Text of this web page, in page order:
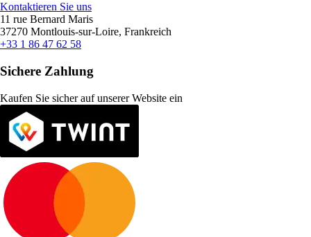
Kontaktieren Sie uns
11 rue Bernard Maris
37270 Montlouis-sur-Loire, Frankreich
+33 1 86 47 62 58
Sichere Zahlung
Kaufen Sie sicher auf unserer Website ein